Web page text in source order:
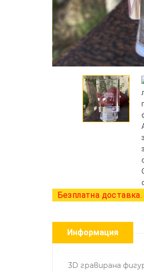
Безплатна
Информация
3D гравирана